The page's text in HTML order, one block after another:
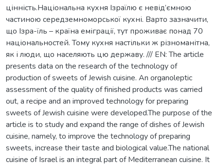
цінність.Національна кухня Ізраїлю є невід’ємною
частиною середземноморської кухні. Варто зазначити,
що Ізра-їль – країна еміграції, тут проживає понад 70
національностей. Тому кухня настільки ж різноманітна,
як і люди, що населяють цю державу. /// EN: The article
presents data on the research of the technology of
production of sweets of Jewish cuisine. An organoleptic
assessment of the quality of finished products was carried
out, a recipe and an improved technology for preparing
sweets of Jewish cuisine were developed.The purpose of the
article is to study and expand the range of dishes of Jewish
cuisine, namely, to improve the technology of preparing
sweets, increase their taste and biological value.The national
cuisine of Israel is an integral part of Mediterranean cuisine. It